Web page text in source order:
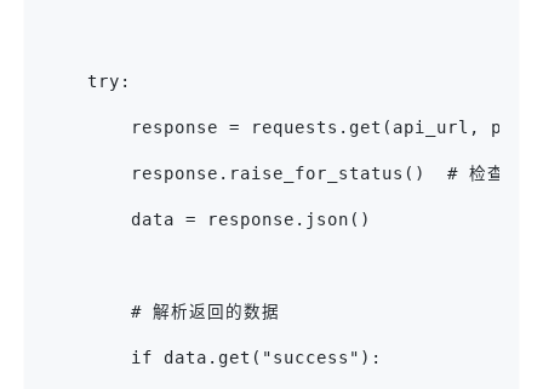
    try:
response = requests.get(api_url,
response.raise_for_status()  # 检查请求
        data = response.json()
        # 解析返回的数据
        if data.get("success"):